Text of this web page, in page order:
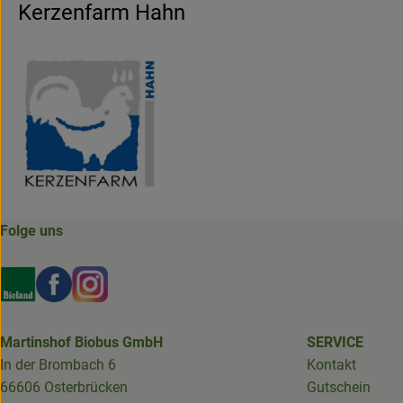
Kerzenfarm Hahn
Folge uns
Externer Link zu https://www.bioland.de/verbraucher
Externer Link zu https://www.facebook.com/
Externer Link zu https://www.instagram.com/
Martinshof Biobus GmbH
In der Brombach 6
66606 Osterbrücken
SERVICE
Kontakt
Gutschein